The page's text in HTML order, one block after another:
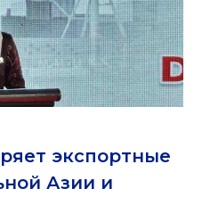
экспортные
Азии и